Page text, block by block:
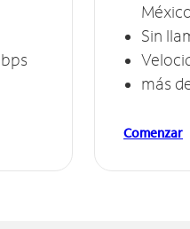
Sin
más
Comenzar